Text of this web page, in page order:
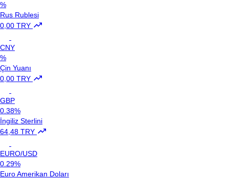
%
Rus Rublesi
0,00 TRY
CNY
%
Çin Yuanı
0,00 TRY
GBP
0.38%
İngiliz Sterlini
64,48 TRY
EURO/USD
0.29%
Euro Amerikan Doları